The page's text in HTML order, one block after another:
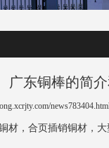
广东铜棒的简
材 ，合页插销铜材，